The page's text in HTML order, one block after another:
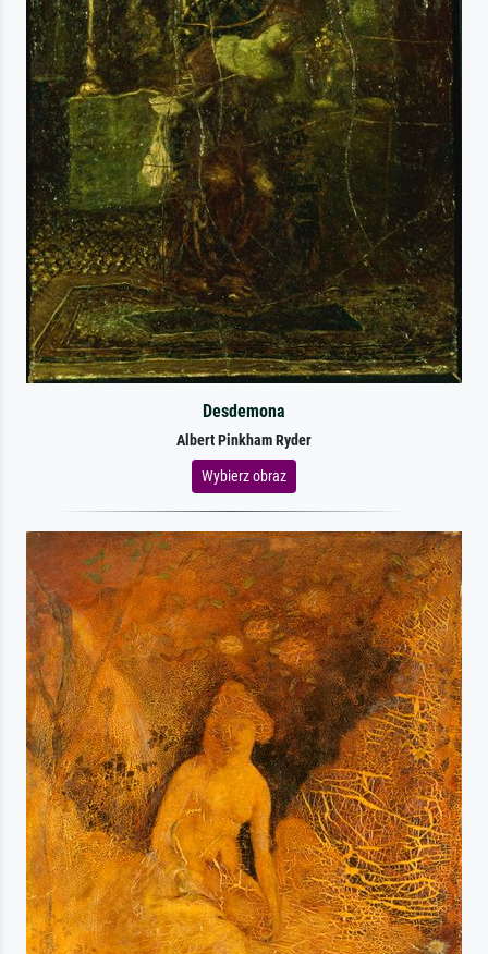
Desdemona
Albert Pinkham Ryder
Wybierz obraz